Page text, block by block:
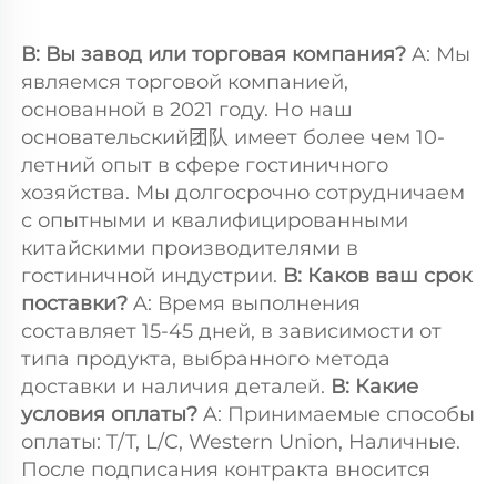
В: Вы завод или торговая компания? A: Мы
являемся торговой компанией,
основанной в 2021 году. Но наш
основательский团队 имеет более чем 10-
летний опыт в сфере гостиничного
хозяйства. Мы долгосрочно сотрудничаем
с опытными и квалифицированными
китайскими производителями в
гостиничной индустрии. В: Каков ваш срок
поставки? A: Время выполнения
составляет 15-45 дней, в зависимости от
типа продукта, выбранного метода
доставки и наличия деталей. В: Какие
условия оплаты? A: Принимаемые способы
оплаты: T/T, L/C, Western Union, Наличные.
После подписания контракта вносится